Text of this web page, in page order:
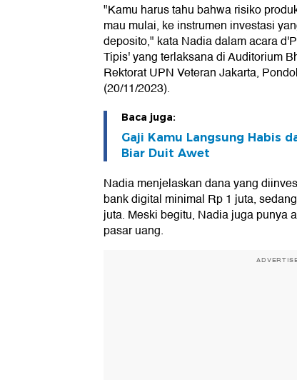
"Kamu harus tahu bahwa risiko
mau mulai, ke instrumen investasi
deposito," kata Nadia dalam acara
Tipis' yang terlaksana di Auditorium
Rektorat UPN Veteran Jakarta,
(20/11/2023).
Baca juga:
Gaji Kamu Langsung Habis
Biar Duit Awet
Nadia menjelaskan dana yang
bank digital minimal Rp 1 juta,
juta. Meski begitu, Nadia juga punya
pasar uang.